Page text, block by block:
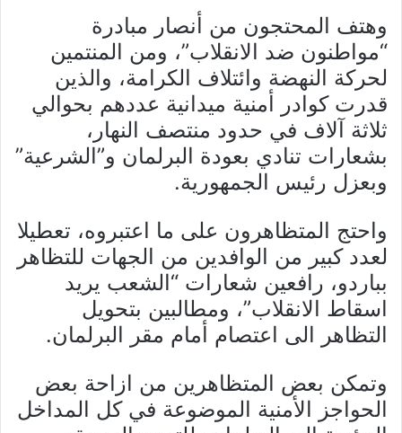
وهتف المحتجون من أنصار مبادرة
“مواطنون ضد الانقلاب”، ومن المنتمين
لحركة النهضة وائتلاف الكرامة، والذين
قدرت كوادر أمنية ميدانية عددهم بحوالي
ثلاثة آلاف في حدود منتصف النهار،
بشعارات تنادي بعودة البرلمان و”الشرعية”
وبعزل رئيس الجمهورية.
واحتج المتظاهرون على ما اعتبروه، تعطيلا
لعدد كبير من الوافدين من الجهات للتظاهر
بباردو، رافعين شعارات “الشعب يريد
اسقاط الانقلاب”، ومطالبين بتحويل
التظاهر الى اعتصام أمام مقر البرلمان.
وتمكن بعض المتظاهرين من ازاحة بعض
الحواجز الأمنية الموضوعة في كل المداخل